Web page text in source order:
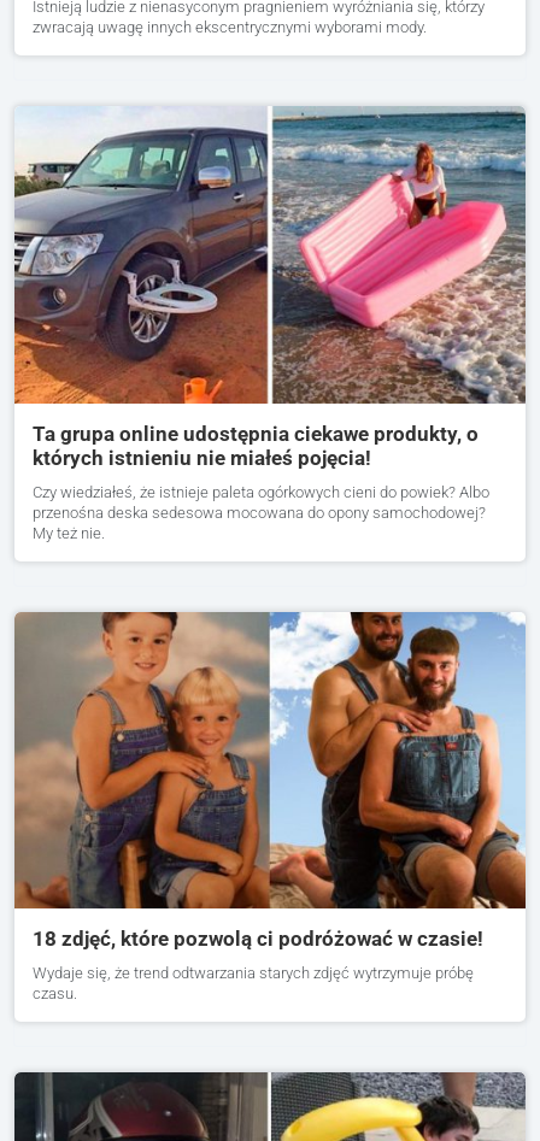
Istnieją ludzie z nienasyconym pragnieniem wyróżniania się, którzy
zwracają uwagę innych ekscentrycznymi wyborami mody.
Ta grupa online udostępnia ciekawe produkty, o
których istnieniu nie miałeś pojęcia!
Czy wiedziałeś, że istnieje paleta ogórkowych cieni do powiek? Albo
przenośna deska sedesowa mocowana do opony samochodowej?
My też nie.
18 zdjęć, które pozwolą ci podróżować w czasie!
Wydaje się, że trend odtwarzania starych zdjęć wytrzymuje próbę
czasu.